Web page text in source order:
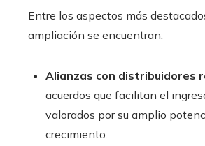
Entre los aspectos más
ampliación se encuentran:
Alianzas con distribuidores
acuerdos que facilitan el
valorados por su amplio
crecimiento.